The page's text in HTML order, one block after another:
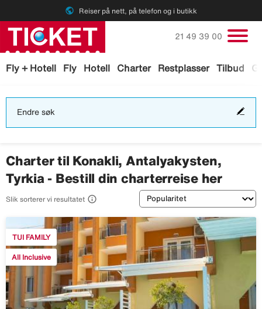
public Reiser på nett, på telefon og i butikk
Fly + Hotell Fly Hotell Charter Restplasser Tilbud
Ring oss på
21 49 39 00
Endre søk
Charter til Konakli, Antalyakysten,
Tyrkia - Bestill din charterreise her
Slik sorterer vi resultatet  Sortering
TUI FAMILY
All Inclusive